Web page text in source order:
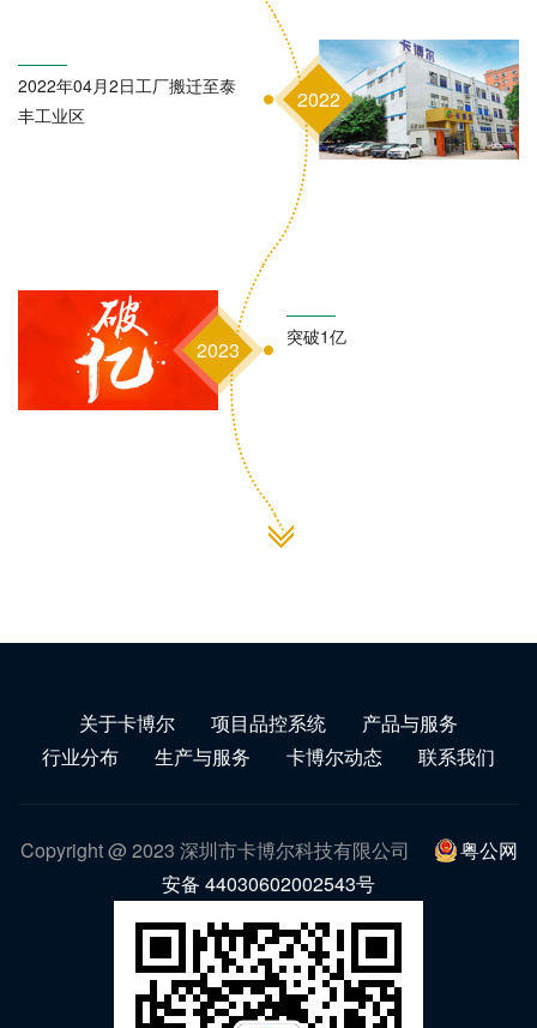
2022
2022年04月2日工厂搬迁至泰
丰工业区
2023
突破1亿
关于卡博尔 项目品控系统
产品与服务
行业分布
生产与服务 卡博尔动态 联系我们
Copyright @ 2023 深圳市卡博尔科技有限公司
粤公网
安备 44030602002543号